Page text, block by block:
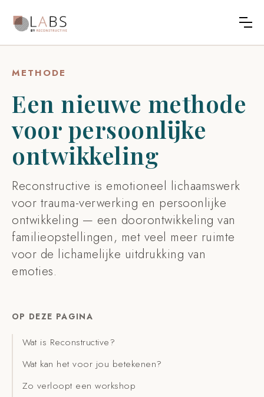
METHODE
Een nieuwe methode
voor persoonlijke
ontwikkeling
Reconstructive is emotioneel lichaamswerk
voor trauma-verwerking en persoonlijke
ontwikkeling — een doorontwikkeling van
familieopstellingen, met veel meer ruimte
voor de lichamelijke uitdrukking van
emoties.
OP DEZE PAGINA
Wat is Reconstructive?
Wat kan het voor jou betekenen?
Zo verloopt een workshop